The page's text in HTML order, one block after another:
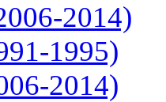
2014)
1995)
2014)